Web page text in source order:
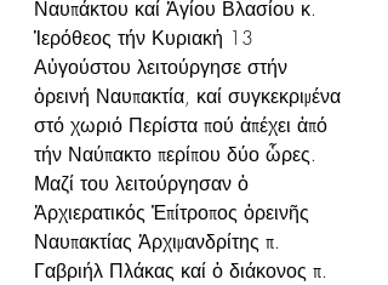
Ναυπάκτου καί Ἁγίου Βλασίου κ.
Ἱερόθεος τήν Κυριακἠ 13
Αὐγούστου λειτούργησε στήν
ὀρεινή Ναυπακτία, καί συγκεκριμένα
στό χωριό Περίστα πού ἀπέχει ἀπό
τήν Ναύπακτο περίπου δύο ὧρες.
Μαζί του λειτούργησαν ὁ
Ἀρχιερατικός Ἐπίτροπος ὀρεινῆς
Ναυπακτίας Ἀρχιμανδρίτης π.
Γαβριήλ Πλάκας καί ὁ διάκονος π.